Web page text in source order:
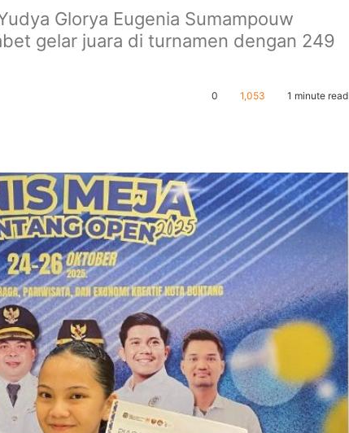
Glorya Eugenia Sumampouw
gelar juara di turnamen dengan 249
0 1,053 1 minute read